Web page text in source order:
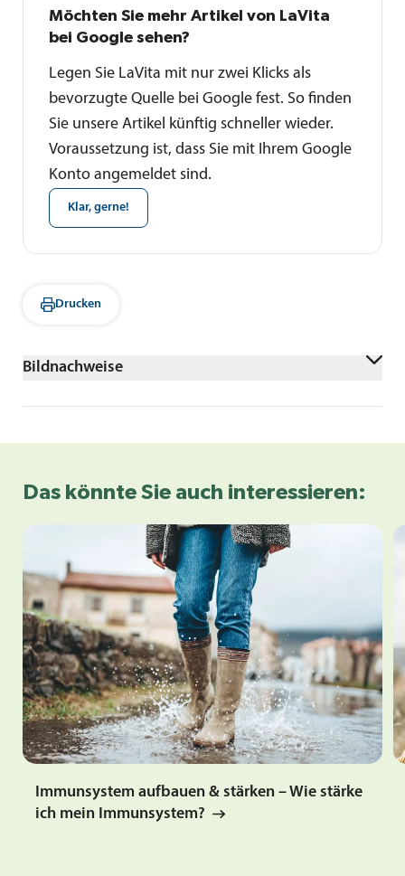
Möchten Sie mehr Artikel von LaVita
bei Google sehen?
Legen Sie LaVita mit nur zwei Klicks als
bevorzugte Quelle bei Google fest. So finden
Sie unsere Artikel künftig schneller wieder.
Voraussetzung ist, dass Sie mit Ihrem Google
Konto angemeldet sind.
Klar, gerne!
Drucken
Bildnachweise
AdobeStock/encierro
Das könnte Sie auch interessieren:
Immunsystem aufbauen & stärken – Wie stärke
ich mein Immunsystem?